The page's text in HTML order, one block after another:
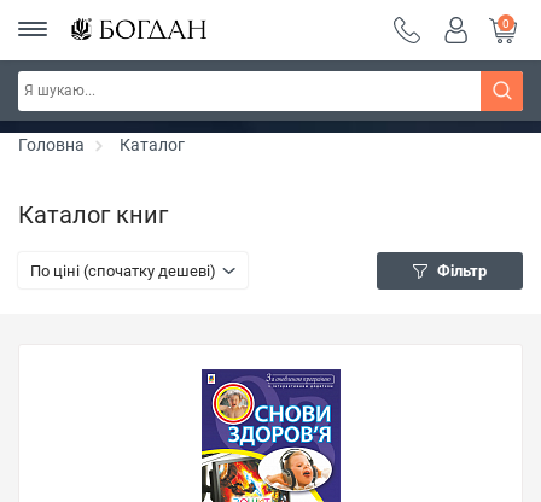
Серія "Чейзіана" ~ знижка 20%
0
Головна Каталог
Каталог книг
По ціні (спочатку дешеві) Фільтр